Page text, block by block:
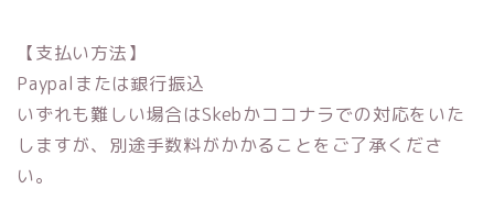
【支払い方法】
Paypalまたは銀行振込
いずれも難しい場合はSkebかココナラでの対応をいた
しますが、別途手数料がかかることをご了承くださ
い。